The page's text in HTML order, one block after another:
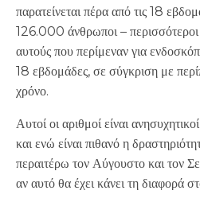
παρατείνεται πέρα από τις 18
126.000 άνθρωποι –
αυτούς που περίμεναν για
18 εβδομάδες, σε σύγκριση με
χρόνο.
Αυτοί οι αριθμοί είναι
και ενώ είναι πιθανό η
περαιτέρω τον Αύγουστο και τον
αν αυτό θα έχει κάνει τη διαφορά